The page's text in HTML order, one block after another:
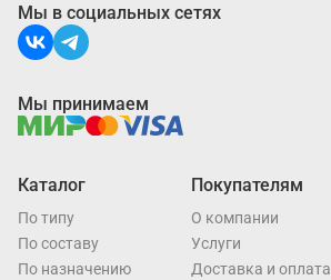
Каталог
По типу
По составу
По назначению
Покупателям
О компании
Услуги
Доставка и оплата
Мы в социальных сетях
Мы принимаем